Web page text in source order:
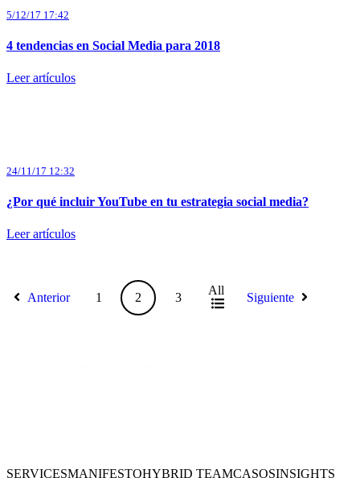
5/12/17 17:42
4 tendencias en Social Media para 2018
Leer artículos
24/11/17 12:32
¿Por qué incluir YouTube en tu estrategia social media?
Leer artículos
Anterior 1 2 3
All
Siguiente
SERVICESMANIFESTOHYBRID TEAMCASOSINSIGHTS